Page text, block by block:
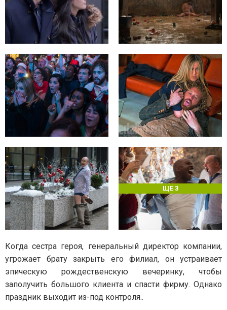
ЩЕ 3
Когда сестра героя, генеральный директор компании,
угрожает брату закрыть его филиал, он устраивает
эпическую рождественскую вечеринку, чтобы
заполучить большого клиента и спасти фирму. Однако
праздник выходит из-под контроля..